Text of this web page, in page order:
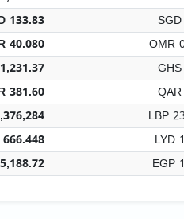
133.83
OMR
40.080
381.60
LBP
LYD
EGP